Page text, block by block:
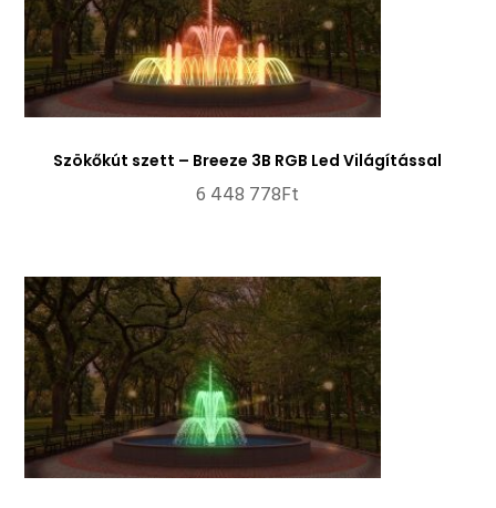
Szökőkút szett – Breeze 3B RGB Led Világítással
6 448 778Ft